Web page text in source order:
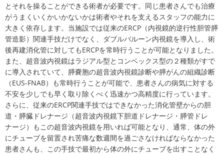
とそれを操ることができる術者が必要です。同じ患者さんでも治療
がうまくいくかいかないかは術者やそれを支えるスタッフの能力に
大きく依存します。当施設では従来のERCP（内視鏡的逆行性胆管膵
管造影）関連手技だけでなく、ダブルバルーン内視鏡を導入し、術
後再建消化管に対してもERCPを常時行うことが可能となりました。
また、超音波内視鏡はラジアル型とコンベックス型の２種類がすで
に導入されていて、膵嚢胞の超音波内視鏡診断や膵がんの組織診断
（EUS-FNAB）も常時行うことが可能で、患者さんの病気に対する
不安を少しでも早く取り除くべく迅速かつ高精度に行っています。
さらに、従来のERCP関連手技ではできなかった消化管壁からの胆
道・膵臓ドレナージ（超音波内視鏡下胆道ドレナージ・膵管ドレ
ナージ）もこの超音波内視鏡を用いれば可能となり、通常、体の外
にチューブを留置され苦痛な数週間を過ごさなければならなかった
患者さんも、この手技で最初から体の外にチューブを出すことなく